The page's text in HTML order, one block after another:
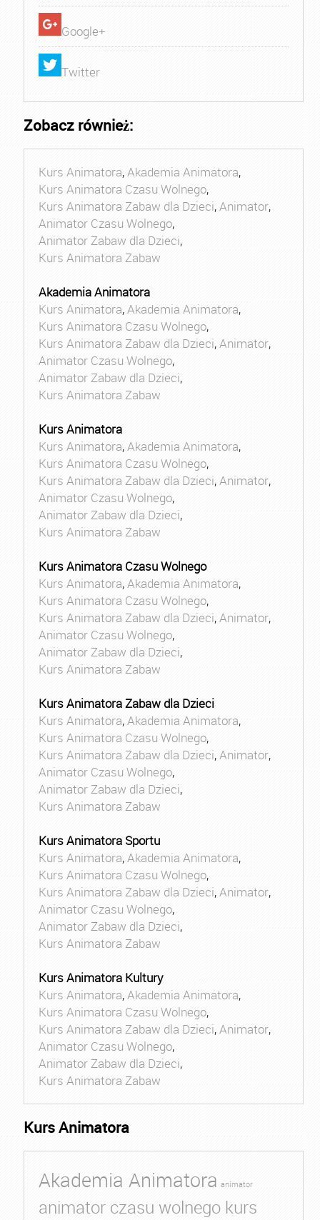
Google+
Twitter
Zobacz również:
Kurs Animatora,Akademia Animatora,
Kurs Animatora Czasu Wolnego,
Kurs Animatora Zabaw dla Dzieci,Animator,
Animator Czasu Wolnego,
Animator Zabaw dla Dzieci,
Kurs Animatora Zabaw
Akademia Animatora
Kurs Animatora,Akademia Animatora,
Kurs Animatora Czasu Wolnego,
Kurs Animatora Zabaw dla Dzieci,Animator,
Animator Czasu Wolnego,
Animator Zabaw dla Dzieci,
Kurs Animatora Zabaw
Kurs Animatora
Kurs Animatora,Akademia Animatora,
Kurs Animatora Czasu Wolnego,
Kurs Animatora Zabaw dla Dzieci,Animator,
Animator Czasu Wolnego,
Animator Zabaw dla Dzieci,
Kurs Animatora Zabaw
Kurs Animatora Czasu Wolnego
Kurs Animatora,Akademia Animatora,
Kurs Animatora Czasu Wolnego,
Kurs Animatora Zabaw dla Dzieci,Animator,
Animator Czasu Wolnego,
Animator Zabaw dla Dzieci,
Kurs Animatora Zabaw
Kurs Animatora Zabaw dla Dzieci
Kurs Animatora,Akademia Animatora,
Kurs Animatora Czasu Wolnego,
Kurs Animatora Zabaw dla Dzieci,Animator,
Animator Czasu Wolnego,
Animator Zabaw dla Dzieci,
Kurs Animatora Zabaw
Kurs Animatora Sportu
Kurs Animatora,Akademia Animatora,
Kurs Animatora Czasu Wolnego,
Kurs Animatora Zabaw dla Dzieci,Animator,
Animator Czasu Wolnego,
Animator Zabaw dla Dzieci,
Kurs Animatora Zabaw
Kurs Animatora Kultury
Kurs Animatora,Akademia Animatora,
Kurs Animatora Czasu Wolnego,
Kurs Animatora Zabaw dla Dzieci,Animator,
Animator Czasu Wolnego,
Animator Zabaw dla Dzieci,
Kurs Animatora Zabaw
Kurs Animatora
Akademia Animatora animator
animator czasu wolnego kurs